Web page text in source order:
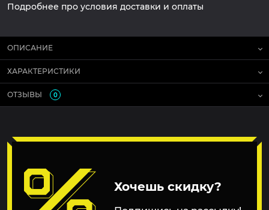
Подробнее про условия доставки и оплаты
ОПИСАНИЕ
ХАРАКТЕРИСТИКИ
ОТЗЫВЫ 0
Хочешь скидку?